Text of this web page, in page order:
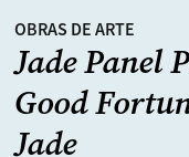
OBRAS DE ARTE
Jade Panel
Good
Jade